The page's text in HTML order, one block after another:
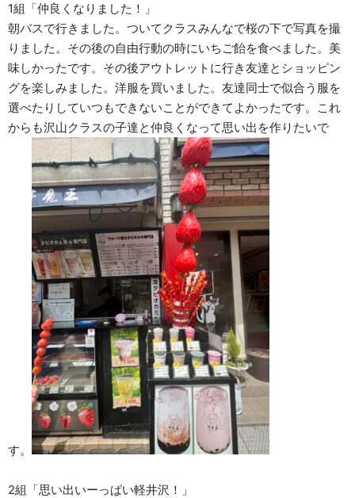
1組「仲良くなりました！」
朝バスで行きました。ついてクラスみんなで桜の下で写真を撮
りました。その後の自由行動の時にいちご飴を食べました。美
味しかったです。その後アウトレットに行き友達とショッピン
グを楽しみました。洋服を買いました。友達同士で似合う服を
選べたりしていつもできないことができてよかったです。これ
からも沢山クラスの子達と仲良くなって思い出を作りたいで
す。
2組「思い出いーっぱい軽井沢！」